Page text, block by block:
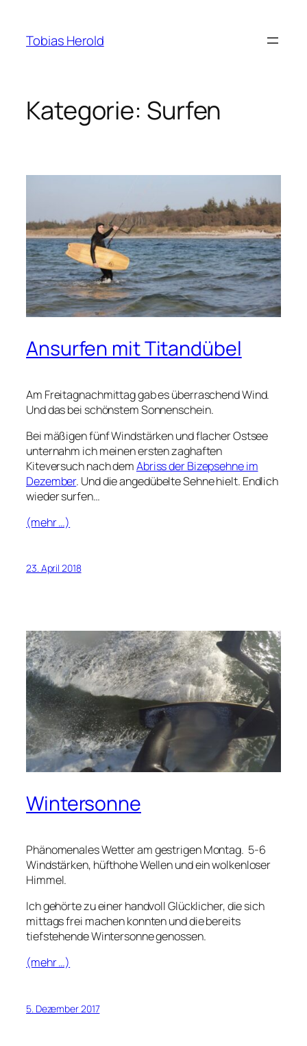
springen
Tobias Herold
Kategorie: Surfen
Ansurfen mit Titandübel
Am Freitagnachmittag gab es überraschend Wind.
Und das bei schönstem Sonnenschein.
Bei mäßigen fünf Windstärken und flacher Ostsee
unternahm ich meinen ersten zaghaften
Kiteversuch nach demAbriss der Bizepsehne im
Dezember. Und die angedübelte Sehne hielt. Endlich
wieder surfen…
(mehr …)
23. April 2018
Wintersonne
Phänomenales Wetter am gestrigen Montag. 5-6
Windstärken, hüfthohe Wellen und ein wolkenloser
Himmel.
Ich gehörte zu einer handvoll Glücklicher, die sich
mittags frei machen konnten und die bereits
tiefstehende Wintersonne genossen.
(mehr …)
5. Dezember 2017